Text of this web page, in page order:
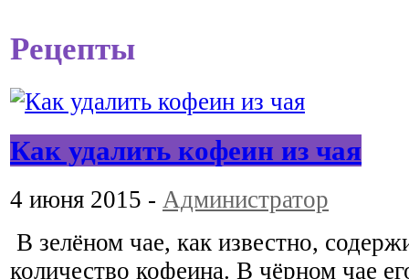
Рецепты
Как удалить кофеин из чая
4 июня 2015 - Администратор
В зелёном чае, как известно,
количество кофеина. В чёрном чае